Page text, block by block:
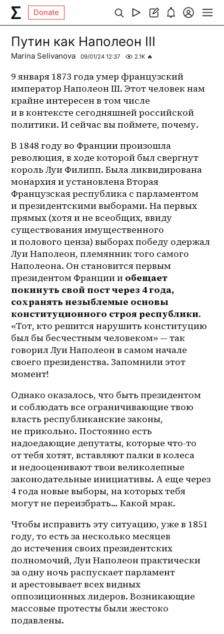
Donate
Путин как Наполеон III
Marina Selivanova 09/01/24 12:37 2.1K 🔥
9 января 1873 года умер французский
император Наполеон III. Этот человек нам
крайне интересен в том числе
и в контексте сегодняшней российской
политики. И сейчас вы поймете, почему.
В 1848 году во Франции произошла
революция, в ходе которой был свергнут
король Луи Филипп. Была ликвидирована
монархия и установлена Вторая
Французская республика с парламентом
и президентскими выборами. На первых
прямых (хотя и не всеобщих, ввиду
существования имущественного
и полового ценза) выборах победу одержал
Луи Наполеон, племянник того самого
Наполеона. Он становится первым
президентом Франции и обещает
покинуть свой пост через 4 года,
сохранять незыблемые основы
конституционного строя республики.
«Тот, кто решится нарушить конституцию
был бы бесчестным человеком» — так
говорил Луи Наполеон в самом начале
своего президенства. Запомнили этот
момент!
Однако оказалось, что быть президентом
и соблюдать все ограничивающие твою
власть республиканские законы,
не прикольно. Постоянно есть
надоедающие депутаты, которые что-то
от тебя хотят, вставляют палки в колеса
и недооценивают твои великолепные
законодательные инициативы. А еще через
4 года новые выборы, на которых тебя
могут не переизбрать… Какой мрак.
Чтобы исправить эту ситуацию, уже в 1851
году, то есть за несколько месяцев
до истечения своих президентских
полномочий, Луи Наполеон практически
за одну ночь распускает парламент
и арестовывает всех видных
оппозиционных лидеров. Возникающие
массовые протесты были жестоко
подавлены.